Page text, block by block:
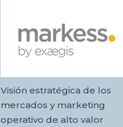
Visión estratégica de los
mercados y marketing
operativo de alto valor